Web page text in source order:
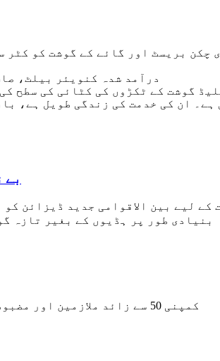
2. درآمد شدہ کنویئر بیلٹ،
ہے۔ ان کی خدمت کی زندگی طویل ہے،
بے
کے لیے بین الاقوامی جدید ڈیزائن
بنیادی طور پر ہڈیوں کے بغیر تازہ
کمپنی 50 سے زائد ملازمین اور مضبوط ٹیکنالوجی کے ساتھ آلات کی تحقیق اور ترقی، پیداوار اور فروخت کو مربوط کرتی ہے۔